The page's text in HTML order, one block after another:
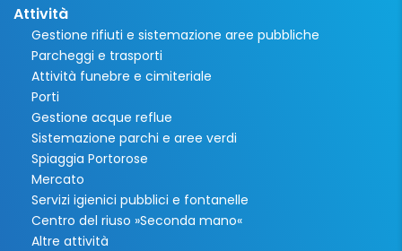
Attività
Gestione rifiuti e sistemazione aree pubbliche
Parcheggi e trasporti
Attività funebre e cimiteriale
Porti
Gestione acque reflue
Sistemazione parchi e aree verdi
Spiaggia Portorose
Mercato
Servizi igienici pubblici e fontanelle
Centro del riuso »Seconda mano«
Altre attività